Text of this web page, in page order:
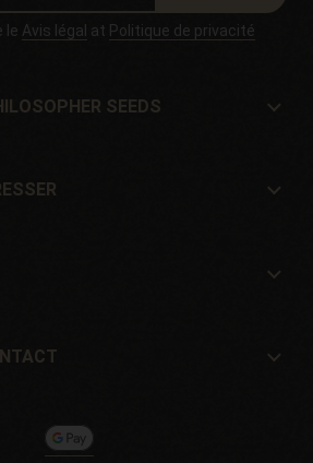
le Avis légal at Politique de privacité
SEEDS
del Príncep